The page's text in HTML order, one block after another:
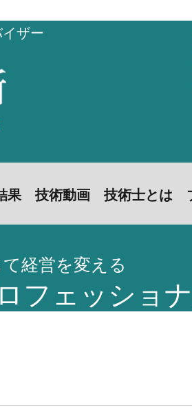
ザー
果 技術動画 技術士とは
経営を変える
フェッショ